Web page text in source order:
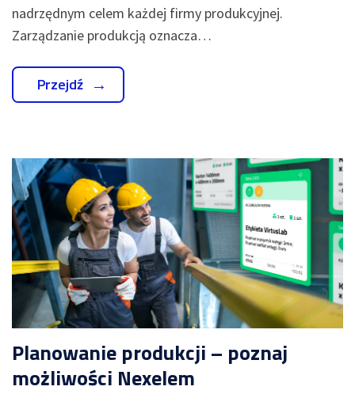
nadrzędnym celem każdej firmy produkcyjnej.
Zarządzanie produkcją oznacza…
Przejdź
Planowanie produkcji – poznaj
możliwości Nexelem